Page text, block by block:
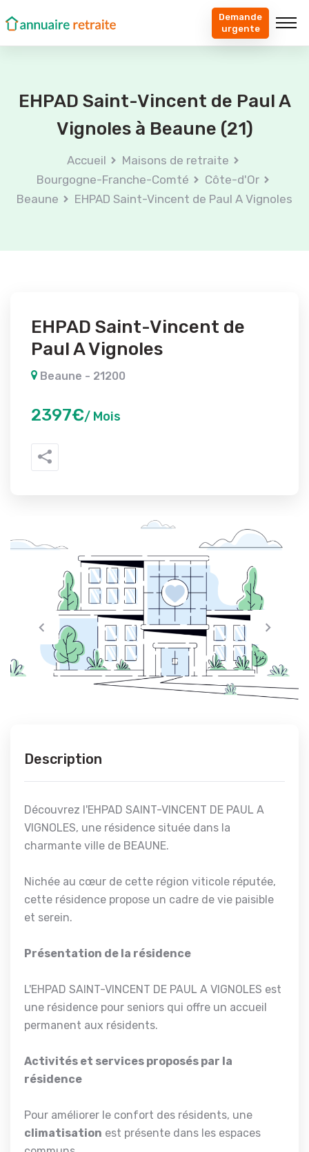
Demande
urgente
EHPAD Saint-Vincent de Paul A
Vignoles à Beaune (21)
Accueil
Maisons de retraite
Bourgogne-Franche-Comté
Côte-d'Or
Beaune
EHPAD Saint-Vincent de Paul A Vignoles
EHPAD Saint-Vincent de
Paul A Vignoles
Beaune - 21200
2397€/ Mois
Description
Découvrez l'EHPAD SAINT-VINCENT DE PAUL A
VIGNOLES, une résidence située dans la
charmante ville de BEAUNE.
Nichée au cœur de cette région viticole réputée,
cette résidence propose un cadre de vie paisible
et serein.
Présentation de la résidence
L'EHPAD SAINT-VINCENT DE PAUL A VIGNOLES est
une résidence pour seniors qui offre un accueil
permanent aux résidents.
Activités et services proposés par la
résidence
Pour améliorer le confort des résidents, une
climatisation est présente dans les espaces